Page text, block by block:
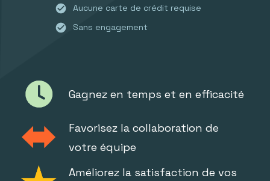
check_circle Aucune carte de crédit requise
check_circle Sans engagement
Gagnez en temps et en efficacité
Favorisez la collaboration de
votre équipe
Améliorez la satisfaction de vos